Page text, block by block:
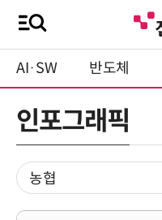
AI·SW 반도체
인포그래픽